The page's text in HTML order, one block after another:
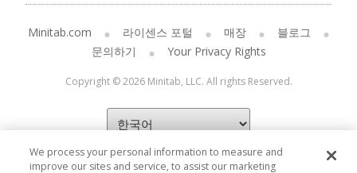
Minitab.com 라이센스 포털 매장
블로그
문의하기
Your Privacy Rights
Copyright © 2026 Minitab, LLC. All rights Reserved.
We process your personal information to measure and
improve our sites and service, to assist our marketing